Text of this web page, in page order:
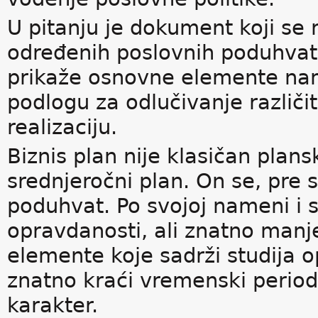
U pitanju je dokument koji se
određenih poslovnih
prikaže osnovne elemente
podlogu za odlučivanje
realizaciju.
Biznis plan nije klasičan
srednjeročni plan. On se, pre
poduhvat. Po svojoj nameni i
opravdanosti, ali znatno
elemente koje sadrži studija
znatno kraći vremenski
karakter.